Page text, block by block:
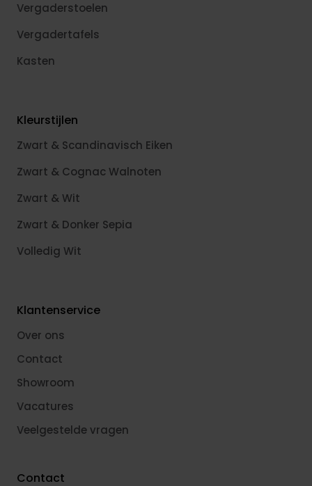
Vergaderstoelen
Vergadertafels
Kasten
Kleurstijlen
Zwart & Scandinavisch Eiken
Zwart & Cognac Walnoten
Zwart & Wit
Zwart & Donker Sepia
Volledig Wit
Klantenservice
Over ons
Contact
Showroom
Vacatures
Veelgestelde vragen
Contact